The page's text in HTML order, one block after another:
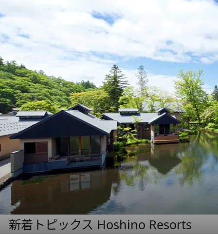
新着トピックス Hoshino Resorts